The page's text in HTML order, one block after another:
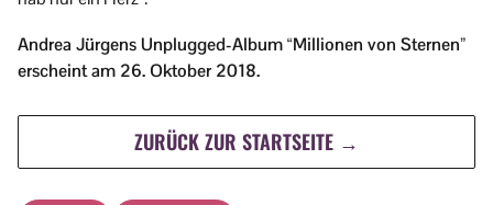
Andrea Jürgens Unplugged-Album “Millionen von Sternen”
erscheint am 26. Oktober 2018.
ZURÜCK ZUR STARTSEITE →